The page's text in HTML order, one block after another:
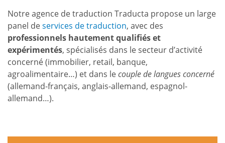
Notre agence de traduction Traducta propose un large
panel deservices de traduction, avec des
professionnels hautement qualifiés et
expérimentés, spécialisés dans le secteur d’activité
concerné (immobilier, retail, banque,
agroalimentaire…) et dans lecouple de langues concerné
(allemand-français, anglais-allemand, espagnol-
allemand…).